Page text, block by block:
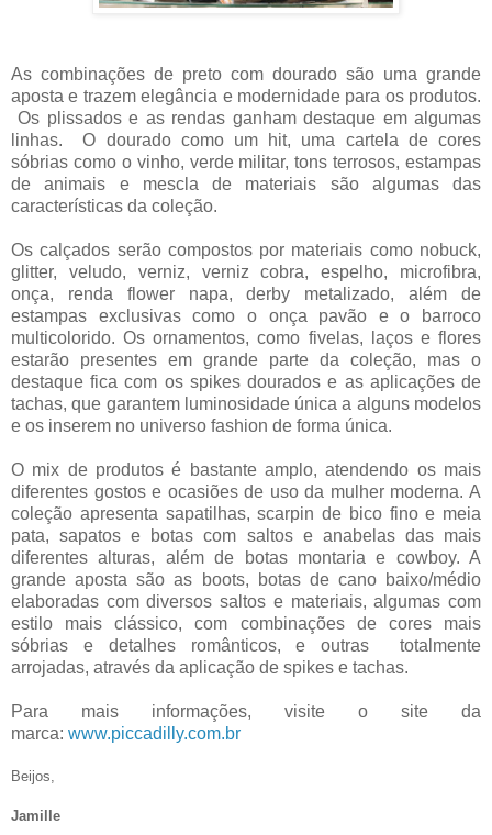
As combinações de preto com dourado são uma grande
aposta e trazem elegância e modernidade para os produtos.
Os plissados e as rendas ganham destaque em algumas
linhas. O dourado como um hit, uma cartela de cores
sóbrias como o vinho, verde militar, tons terrosos, estampas
de animais e mescla de materiais são algumas das
características da coleção.
Os calçados serão compostos por materiais como nobuck,
glitter, veludo, verniz, verniz cobra, espelho, microfibra,
onça, renda flower napa, derby metalizado, além de
estampas exclusivas como o onça pavão e o barroco
multicolorido. Os ornamentos, como fivelas, laços e flores
estarão presentes em grande parte da coleção, mas o
destaque fica com os spikes dourados e as aplicações de
tachas, que garantem luminosidade única a alguns modelos
e os inserem no universo fashion de forma única.
O mix de produtos é bastante amplo, atendendo os mais
diferentes gostos e ocasiões de uso da mulher moderna. A
coleção apresenta sapatilhas, scarpin de bico fino e meia
pata, sapatos e botas com saltos e anabelas das mais
diferentes alturas, além de botas montaria e cowboy. A
grande aposta são as boots, botas de cano baixo/médio
elaboradas com diversos saltos e materiais, algumas com
estilo mais clássico, com combinações de cores mais
sóbrias e detalhes românticos, e outras totalmente
arrojadas, através da aplicação de spikes e tachas.
Para mais informações, visite o site da
marca: www.piccadilly.com.br
Beijos,
Jamille